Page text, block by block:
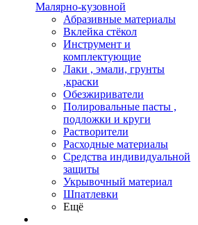
Малярно-кузовной
Абразивные материалы
Вклейка стёкол
Инструмент и
комплектующие
Лаки , эмали, грунты
,краски
Обезжириватели
Полировальные пасты ,
подложки и круги
Растворители
Расходные материалы
Средства индивидуальной
защиты
Укрывочный материал
Шпатлевки
Ещё